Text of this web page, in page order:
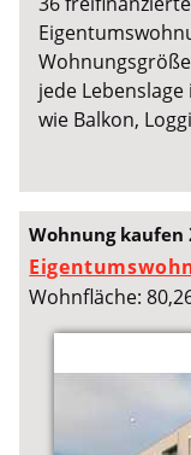
jede
wie Balkon,
Wohnung kaufen
Wohnfläche: